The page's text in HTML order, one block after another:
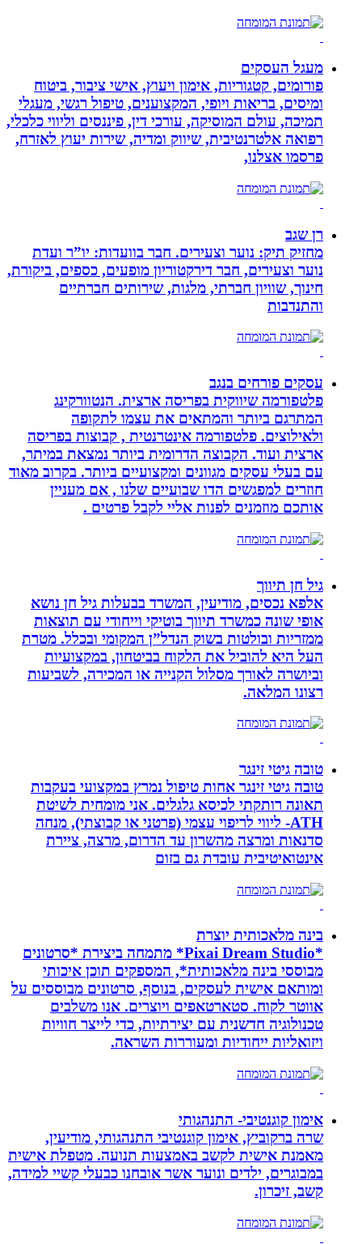
מעגל העסקים
פורומים, קטגוריות, אימון ויעוץ, אישי ציבור, ביטוח
ומיסים, בריאות ויופי, המקצוענים, טיפול רגשי, מעגלי
תמיכה, עולם המוסיקה, עורכי דין, פיננסים וליווי כלכלי,
רפואה אלטרנטיבית, שיווק ומדיה, שירות יעוץ לאזרח,
פרסמו אצלנו,
רן שגב
מחזיק תיק: נוער וצעירים. חבר בוועדות: יו”ר ועדת
נוער וצעירים, חבר דירקטוריון מופעים, כספים, ביקורת,
חינוך, שוויון חברתי, מלגות, שירותים חברתיים
והתנדבות
עסקים פורחים בנגב
פלטפורמה שיווקית בפריסה ארצית. הנטוורקינג
המתרגם ביותר והמתאים את עצמו לתקופה
ולאילוצים. פלטפורמה אינטרנטית , קבוצות בפריסה
ארצית ועוד. הקבוצה הדרומית ביותר נמצאת במיתר,
עם בעלי עסקים מגוונים ומקצועיים ביותר. בקרוב מאוד
חוזרים למפגשים הדו שבועיים שלנו , אם מעניין
אותכם מוזמנים לפנות אליי לקבל פרטים .
גיל חן תיווך
אלפא נכסים, מודיעין, המשרד בבעלות גיל חן נושא
אופי שונה כמשרד תיווך בוטיקי וייחודי עם תוצאות
ממזריות ובולטות בשוק הנדל”ן המקומי ובכלל. מטרת
העל היא להוביל את הלקוח בביטחון, במקצועיות
וביושרה לאורך מסלול הקנייה או המכירה, לשביעות
רצונו המלאה.
טובה גיטי זינגר
טובה גיטי זינגר אחות טיפול נמרץ במקצועי בעקבות
תאונה רותקתי לכיסא גלגלים. אני מומחית לשיטת
ATH- ליווי לריפוי עצמי (פרטני או קבוצתי), מנחה
סדנאות ומרצה מהשרון עד הדרום, מרצה, ציירת
אינטואיטיבית עובדת גם בזום
בינה מלאכותית יוצרת
*Pixai Dream Studio* מתמחה ביצירת *סרטונים
מבוססי בינה מלאכותית*, המספקים תוכן איכותי
ומותאם אישית לעסקים, בנוסף, סרטונים מבוססים על
אווטר לקוח. סטארטאפים ויוצרים. אנו משלבים
טכנולוגיה חדשנית עם יצירתיות, כדי לייצר חוויות
ויזואליות ייחודיות ומעוררות השראה.
אימון קוגנטיבי- התנהגותי
שרה ברקוביץ, אימון קוגנטיבי התנהגותי, מודיעין,
מאמנת אישית לקשב באמצעות תנועה. מטפלת אישית
במבוגרים, ילדים ונוער אשר אובחנו כבעלי קשיי למידה,
קשב, זיכרון.